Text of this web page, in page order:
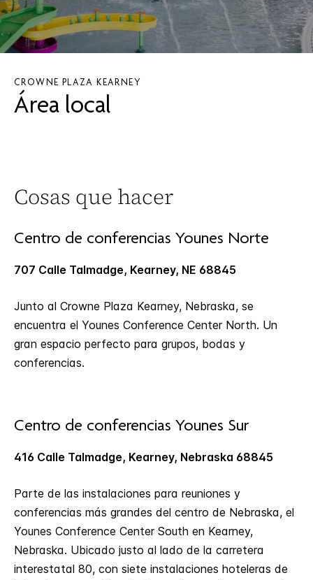
CROWNE PLAZA KEARNEY
Área local
Cosas que hacer
Centro de conferencias Younes Norte
707 Calle Talmadge, Kearney, NE 68845
Junto al Crowne Plaza Kearney, Nebraska, se
encuentra el Younes Conference Center North. Un
gran espacio perfecto para grupos, bodas y
conferencias.
Centro de conferencias Younes Sur
416 Calle Talmadge, Kearney, Nebraska 68845
Parte de las instalaciones para reuniones y
conferencias más grandes del centro de Nebraska, el
Younes Conference Center South en Kearney,
Nebraska. Ubicado justo al lado de la carretera
interestatal 80, con siete instalaciones hoteleras de